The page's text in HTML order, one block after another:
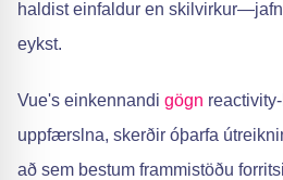
haldist einfaldur en
eykst.
Vue's einkennandi gögn
uppfærslna, skerðir óþarfa
að sem bestum frammistöðu